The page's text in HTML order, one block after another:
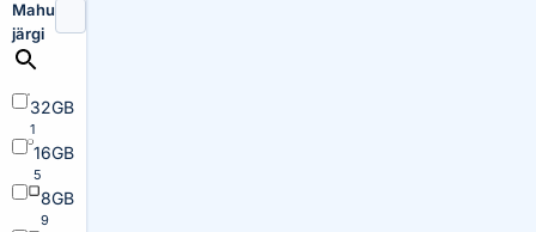
Mahu
järgi
32GB
1
16GB
5
8GB
9